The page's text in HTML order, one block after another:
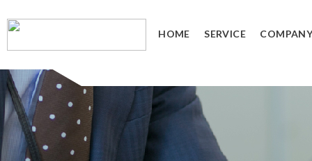
HOME SERVICE
3Dデジタルエンジニアリング事業
3Dスキャンサービス
リバースエンジニアリング
3DCADカスタマイズ